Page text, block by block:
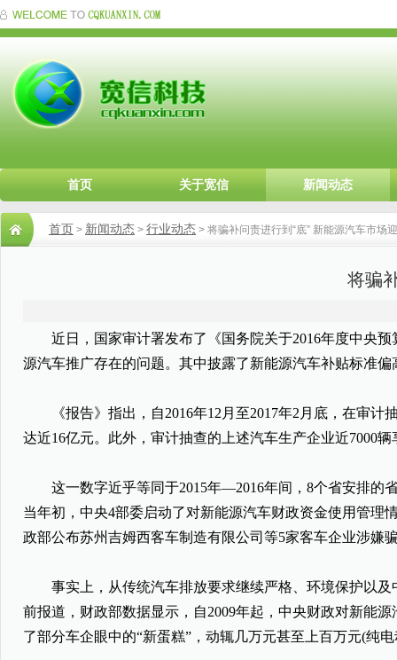
首页 关于宽信 新闻动态
首页 > 新闻动态 > 行业动态 > 将骗补问责进行到“底” 新能源汽车市场
将骗
近日，国家审计署发布了《国务院关于2016年度中央预
源汽车推广存在的问题。其中披露了新能源汽车补贴标准
《报告》指出，自2016年12月至2017年2月底，在审计
达近16亿元。此外，审计抽查的上述汽车生产企业近7000
这一数字近乎等同于2015年—2016年间，8个省安排的省
当年初，中央4部委启动了对新能源汽车财政资金使用管理
政部公布苏州吉姆西客车制造有限公司等5家客车企业涉嫌
事实上，从传统汽车排放要求继续严格、环境保护以及
前报道，财政部数据显示，自2009年起，中央财政对新能
了部分车企眼中的“新蛋糕”，动辄几万元甚至上百万元(纯